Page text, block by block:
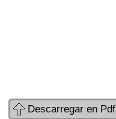
Descarregar en Pdf